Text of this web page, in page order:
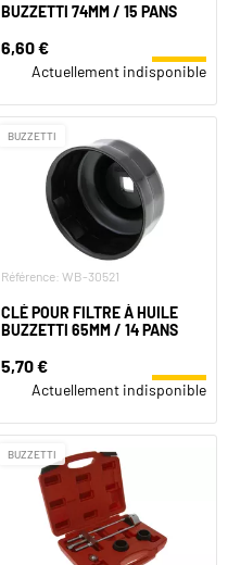
BUZZETTI 74MM / 15 PANS
6,60 €
Actuellement indisponible
BUZZETTI
Référence: WB-30521
CLÉ POUR FILTRE À HUILE
BUZZETTI 65MM / 14 PANS
5,70 €
Actuellement indisponible
BUZZETTI